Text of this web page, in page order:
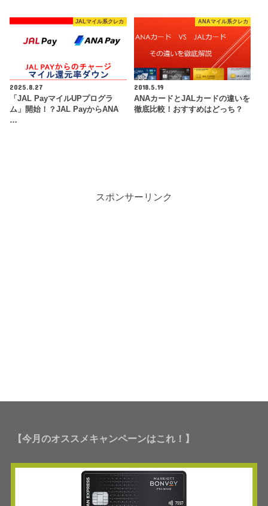
JALマイル系クレカ
2025.8.27
「JAL PayマイルUPプログラ
ム」開始！？JAL PayからANA
…
ANAマイル系クレカ
2018.5.19
ANAカードとJALカードの違いを
徹底比較！おすすめはどっち？
スポンサーリンク
【今月のオススメキャンペーンはこれ！】